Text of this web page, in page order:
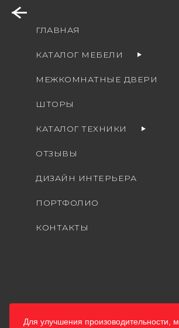
ГЛАВНАЯ
КАТАЛОГ МЕБЕЛИ
МЕЖКОМНАТНЫЕ ДВЕРИ
ШТОРЫ
КАТАЛОГ ТЕХНИКИ
ОТЗЫВЫ
ДИЗАЙН ИНТЕРЬЕРА
ПОРТФОЛИО
КОНТАКТЫ
Для улучшения произоводительности,